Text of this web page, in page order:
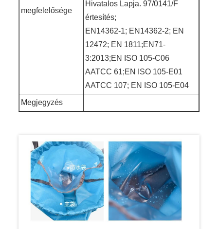
megfelelősége
Hivatalos Lapja. 97/0141/F
értesítés;
EN14362-1; EN14362-2; EN
12472; EN 1811;EN71-
3:2013;EN ISO 105-C06
AATCC 61;EN ISO 105-E01
AATCC 107; EN ISO 105-E04
Megjegyzés